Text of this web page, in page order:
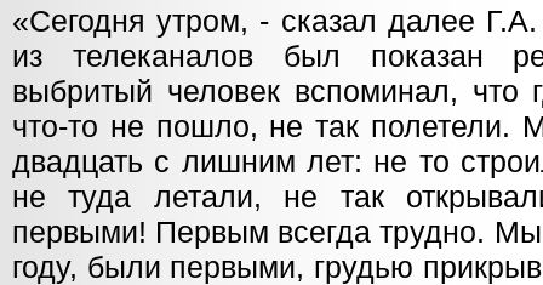
«Сегодня утром, - сказал далее
из телеканалов был показан
выбритый человек вспоминал, что
что-то не пошло, не так полетели.
двадцать с лишним лет: не то
не туда летали, не так
первыми! Первым всегда трудно.
году, были первыми, грудью